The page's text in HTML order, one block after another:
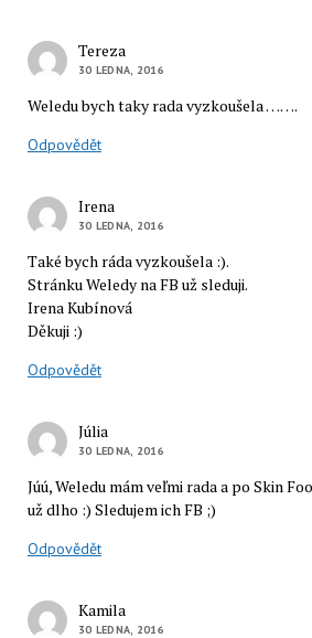
Tereza
30 LEDNA, 2016
Weledu bych taky rada vyzkoušela …….
Odpovědět
Irena
30 LEDNA, 2016
Také bych ráda vyzkoušela :).
Stránku Weledy na FB už sleduji.
Irena Kubínová
Děkuji :)
Odpovědět
Júlia
30 LEDNA, 2016
Júú, Weledu mám veľmi rada a po Skin
už dlho :) Sledujem ich FB ;)
Odpovědět
Kamila
30 LEDNA, 2016